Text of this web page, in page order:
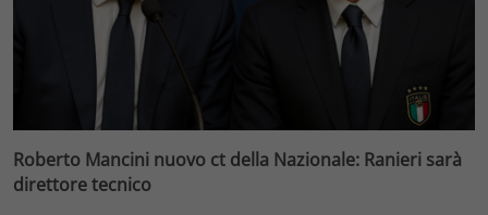
Roberto Mancini nuovo ct della Nazionale: Ranieri sarà
direttore tecnico